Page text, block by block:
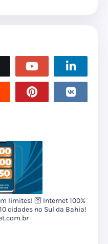
limites! 🛜 Internet 100%
cidades no Sul da Bahia!